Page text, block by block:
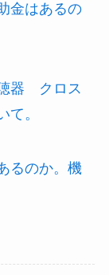
金はあるの
器 クロス
て。
るのか。機